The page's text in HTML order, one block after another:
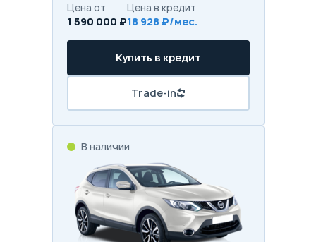
Цена от
1 590 000 ₽
Цена в кредит
18 928 ₽/мес.
Купить в кредит
Trade-in
В наличии